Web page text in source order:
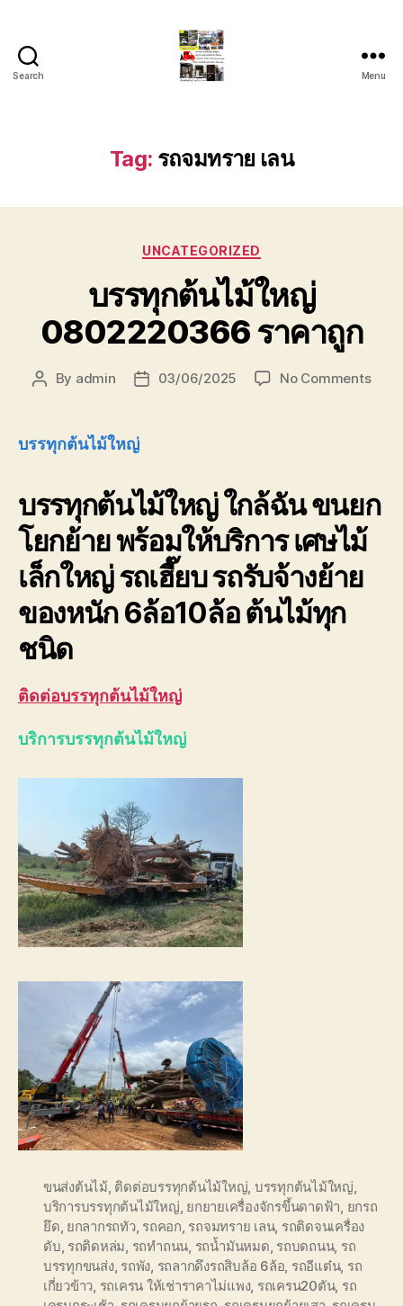
Search
สไลด์
ใน
หัวหิน
ชั่วโมง
โทร
0888000456
Menu
Tag: รถจมทราย เลน
Categories
UNCATEGORIZED
บรรทุกต้นไม้ใหญ่
0802220366 ราคาถูก
Post
By admin
Post03/06/2025 No Commentson
ถูก
บรรทุกต้นไม้ใหญ่
บรรทุกต้นไม้ใหญ่ ใกล้ฉัน ขนยก
โยกย้าย พร้อมให้บริการ เศษไม้
เล็กใหญ่ รถเฮี๊ยบ รถรับจ้างย้าย
ของหนัก 6ล้อ10ล้อ ต้นไม้ทุก
ชนิด
ติดต่อบรรทุกต้นไม้ใหญ่
บริการบรรทุกต้นไม้ใหญ่
ขนส่งต้นไม้ ติดต่อบรรทุกต้นไม้ใหญ่ บรรทุกต้นไม้ใหญ่
บริการบรรทุกต้นไม้ใหญ่ ยกยายเครื่องจักรขึ้นดาดฟ้า ยกรถ
ยึด ยกลากรถทัว, รถคอก รถจมทราย เลน, รถติดจนเครื่อง
ดับ รถติดหล่ม รถทำถนน รถน้ำมันหมด รถบดถนน, รถ
บรรทุกขนส่ง, รถพัง รถลากดึงรถสิบล้อ 6ล้อ รถอีแต๋น, รถ
เกี่ยวข้าว รถเครน ให้เช่าราคาไม่แพง, รถเครน20ตัน, รถ